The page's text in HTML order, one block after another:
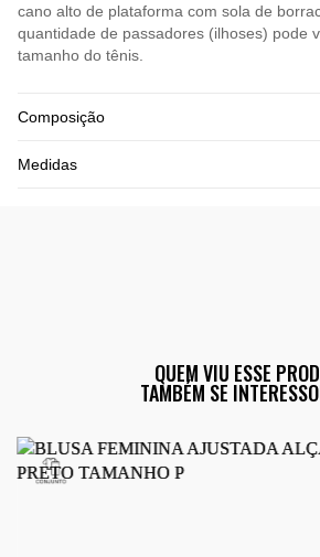
cano alto de plataforma com sola de
quantidade de passadores (ilhoses) pode
tamanho do tênis.
Composição
Medidas
QUEM VIU ESSE
TAMBÉM SE